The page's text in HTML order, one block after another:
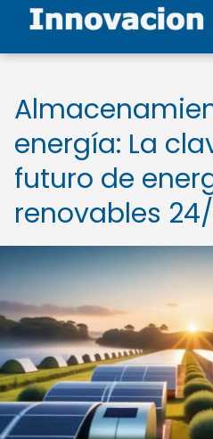
energía: La
futuro de
renovables